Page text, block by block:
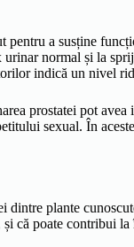
pentru a susține
normal și la
indică un nivel
prostatei pot
sexual. În
dintre plante
că poate contribui